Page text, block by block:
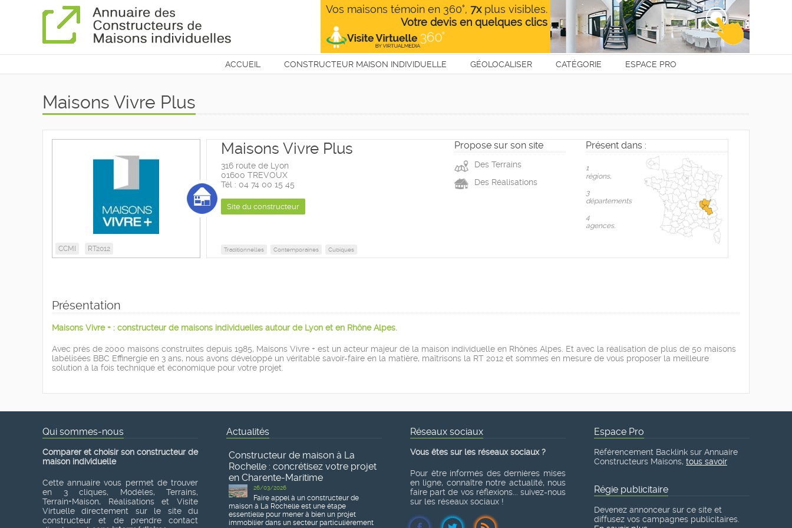
ACCUEIL CONSTRUCTEUR MAISON INDIVIDUELLE GÉOLOCALISER CATÉGORIE
ESPACE PRO
Maisons Vivre Plus
CCMI RT2012
Maisons Vivre Plus
316 route de Lyon
01600 TREVOUX
Tél : 04 74 00 15 45
Site du constructeur
Propose sur son site
Des Terrains
Des Réalisations
Présent dans :
1
règions,
3
départements
4
agences.
Traditionnelles Contemporaines Cubiques
Présentation
Maisons Vivre + : constructeur de maisons individuelles autour de Lyon et en Rhône Alpes.
Avec près de 2000 maisons construites depuis 1985, Maisons Vivre + est un acteur majeur de la maison individuelle en Rhônes Alpes. Et avec la réalisation de plus de 50 maisons
labélisées BBC Effinergie en 3 ans, nous avons développé un véritable savoir-faire en la matière, maîtrisons la RT 2012 et sommes en mesure de vous proposer la meilleure
solution à la fois technique et économique pour votre projet.
Qui sommes-nous
Comparer et choisir son constructeur de
maison individuelle
Cette annuaire vous permet de trouver
en 3 cliques, Modèles, Terrains,
Terrain+Maison, Réalisations et Visite
Virtuelle directement sur le site du
constructeur et de prendre contact
Actualités
Constructeur de maison à La
Rochelle : concrétisez votre projet
en Charente-Maritime
26/03/2026
Faire appel à un constructeur de
maison à La Rochelle est une étape
essentielle pour mener à bien un projet
immobilier dans un secteur particulièrement
Réseaux sociaux
Vous êtes sur les réseaux sociaux ?
Pour être informés des dernières mises
en ligne, connaître notre actualité, nous
faire part de vos réflexions... suivez-nous
sur les réseaux sociaux !
Espace Pro
Référencement Backlink sur Annuaire
Constructeurs Maisons, tous savoir
Régie publicitaire
Devenez annonceur sur ce site et
diffusez vos campagnes publicitaires.